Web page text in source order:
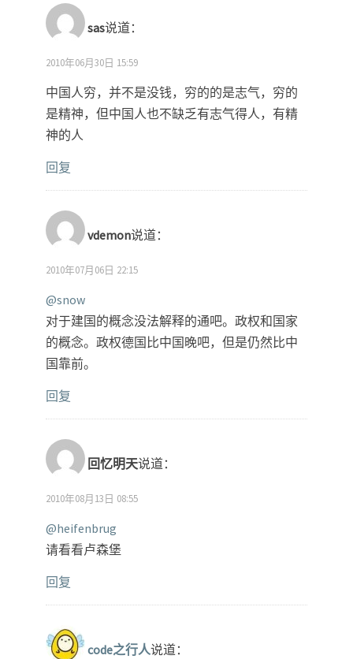
sas说道：
2010年06月30日 15:59
中国人穷，并不是没钱，穷的的是志气，穷的
是精神，但中国人也不缺乏有志气得人，有精
神的人
回复
vdemon说道：
2010年07月06日 22:15
@snow
对于建国的概念没法解释的通吧。政权和国家
的概念。政权德国比中国晚吧，但是仍然比中
国靠前。
回复
回忆明天说道：
2010年08月13日 08:55
@heifenbrug
请看看卢森堡
回复
code之行人说道：